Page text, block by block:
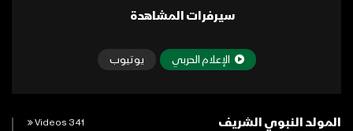
سيرفرات المشاهدة
الإعلام الحربي يوتيوب
المولد النبوي الشريف 341 Videos